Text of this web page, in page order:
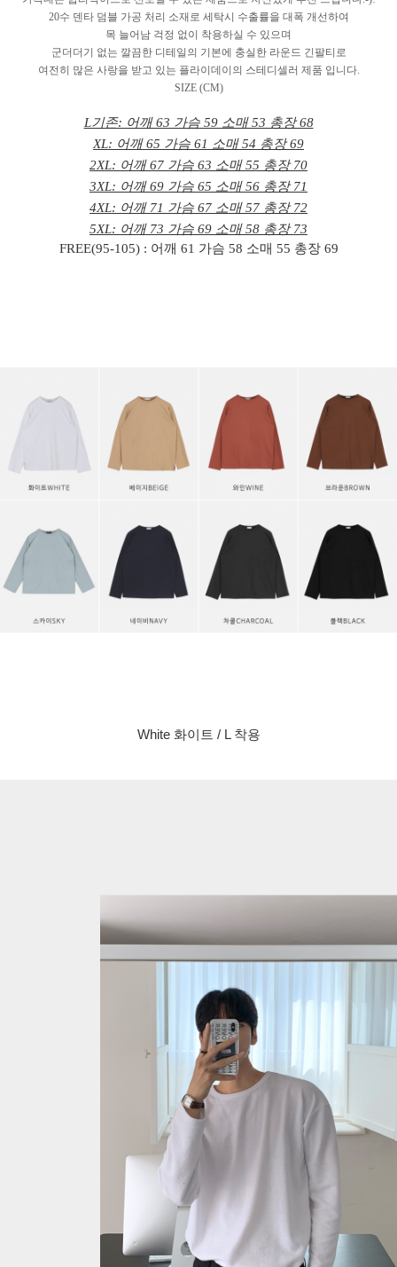
20수 덴타 덤블 가공 처리 소재로 세탁시 수출률을 대폭 개선하여
목 늘어남 걱정 없이 착용하실 수 있으며
군더더기 없는 깔끔한 디테일의 기본에 충실한 라운드 긴팔티로
여전히 많은 사랑을 받고 있는 플라이데이의 스테디셀러 제품 입니다.
SIZE (CM)
L기존: 어깨 63 가슴 59 소매 53 총장 68
XL: 어깨 65 가슴 61 소매 54 총장 69
2XL: 어깨 67 가슴 63 소매 55 총장 70
3XL: 어깨 69 가슴 65 소매 56 총장 71
4XL: 어깨 71 가슴 67 소매 57 총장 72
5XL: 어깨 73 가슴 69 소매 58 총장 73
FREE(95-105) : 어깨 61 가슴 58 소매 55 총장 69
White 화이트 / L 착용